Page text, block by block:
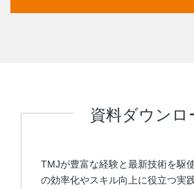
資料ダウンロ
TMJが豊富な経験と最新技術を駆
の効率化やスキル向上に役立つ実